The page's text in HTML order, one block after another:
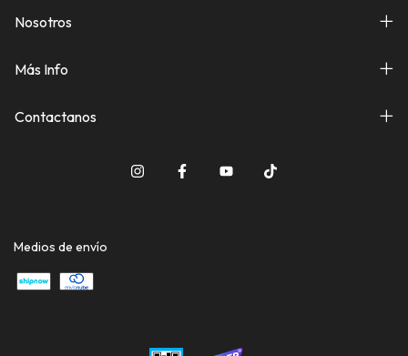
Nosotros
Más Info
Contactanos
Medios de envío